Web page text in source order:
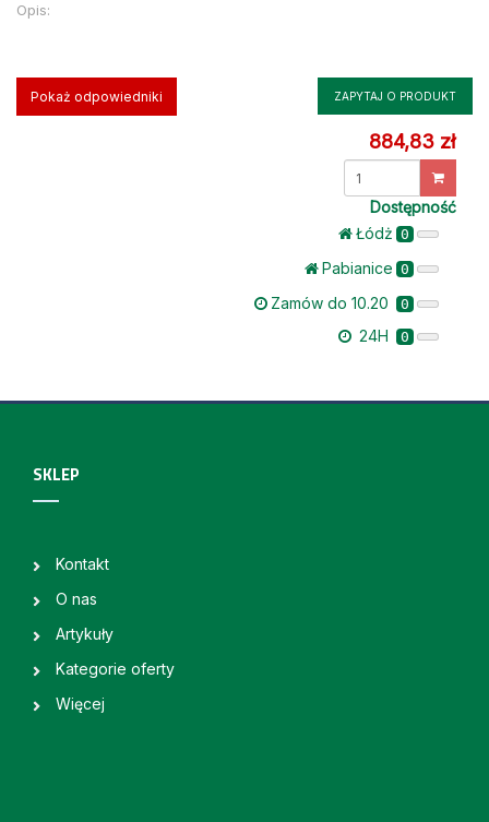
Opis:
Pokaż odpowiedniki ZAPYTAJ O PRODUKT
884,83 zł
Dostępność
Łódż 0
Pabianice 0
Zamów do 10.20 0
24H 0
SKLEP
Kontakt
O nas
Artykuły
Kategorie oferty
Więcej